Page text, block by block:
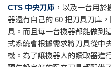
CTS 中央刀庫 ，以及一台用
器還有自己的 60 把刀具刀庫
具。而且每一台機器都能做到
式系統會根據需求將刀具從中
機。為了讓機器人的讀取器進